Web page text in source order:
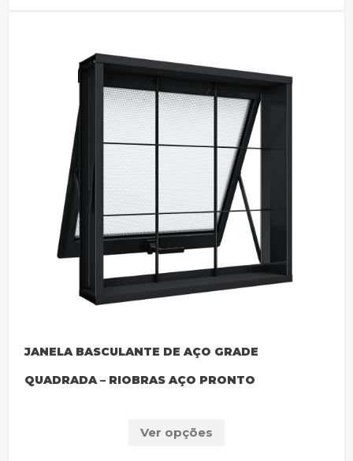
JANELA BASCULANTE DE AÇO GRADE
QUADRADA – RIOBRAS AÇO PRONTO
Ver opções